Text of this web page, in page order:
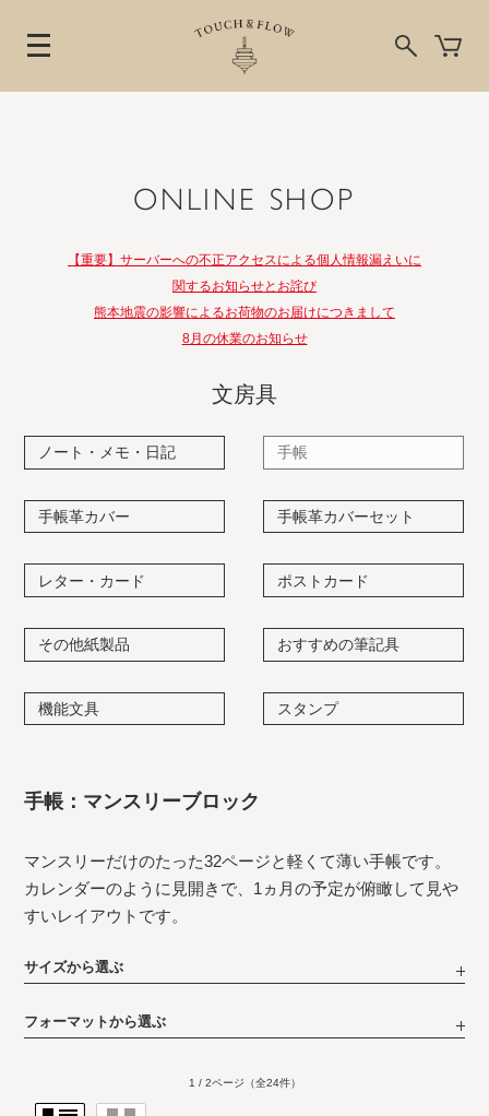
ONLINE SHOP
【重要】サーバーへの不正アクセスによる個人情報漏えいに
関するお知らせとお詫び
熊本地震の影響によるお荷物のお届けにつきまして
8月の休業のお知らせ
文房具
ノート・メモ・日記 手帳
手帳革カバー 手帳革カバーセット
レター・カード ポストカード
その他紙製品 おすすめの筆記具
機能文具 スタンプ
手帳：マンスリーブロック
マンスリーだけのたった32ページと軽くて薄い手帳です。
カレンダーのように見開きで、1ヵ月の予定が俯瞰して見や
すいレイアウトです。
サイズから選ぶ
フォーマットから選ぶ
1 / 2ページ （全24件）